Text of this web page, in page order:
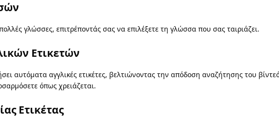
γλώσσες, επιτρέποντάς σας να επιλέξετε τη γλώσσα που σας ταιριάζει.
Ετικετών
αυτόματα αγγλικές ετικέτες, βελτιώνοντας την απόδοση αναζήτησης του
όπως χρειάζεται.
Ετικέτας